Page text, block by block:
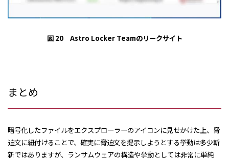
図 20 Astro Locker Teamのリークサイト
まとめ
暗号化したファイルをエクスプローラーのアイコンに見せかけた上、脅
迫文に紐付けることで、確実に脅迫文を提示しようとする挙動は多少斬
新ではありますが、ランサムウェアの構造や挙動としては非常に単純